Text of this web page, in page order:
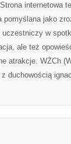
internetowa
pomyślana jako
uczestniczy w
ale też
atrakcje. WŻCh
duchowością